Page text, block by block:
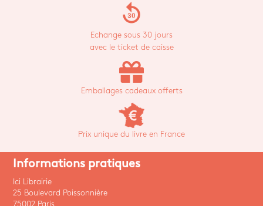
replay_30
Echange sous 30 jours
avec le ticket de caisse
Emballages cadeaux offerts
Prix unique du livre en France
Informations pratiques
Ici Librairie
25 Boulevard Poissonnière
75002 Paris